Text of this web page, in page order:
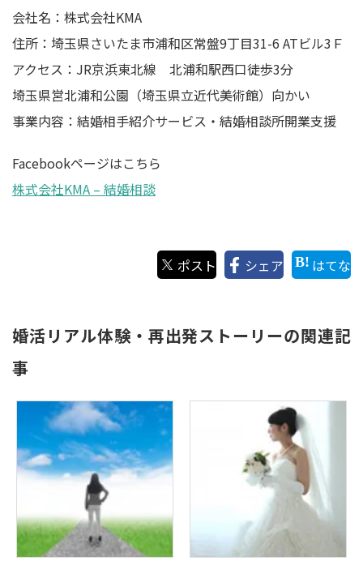
会社名：株式会社KMA
住所：埼玉県さいたま市浦和区常盤9丁目31-6 ATビル3Ｆ
アクセス：JR京浜東北線 北浦和駅西口徒歩3分
埼玉県営北浦和公園（埼玉県立近代美術館）向かい
事業内容：結婚相手紹介サービス・結婚相談所開業支援
Facebookページはこちら
株式会社KMA – 結婚相談
ポスト シェア はてな
婚活リアル体験・再出発ストーリーの関連記
事